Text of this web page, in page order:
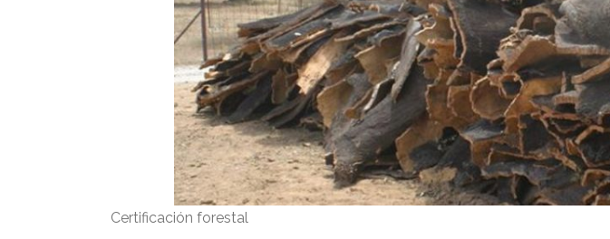
Certificación forestal